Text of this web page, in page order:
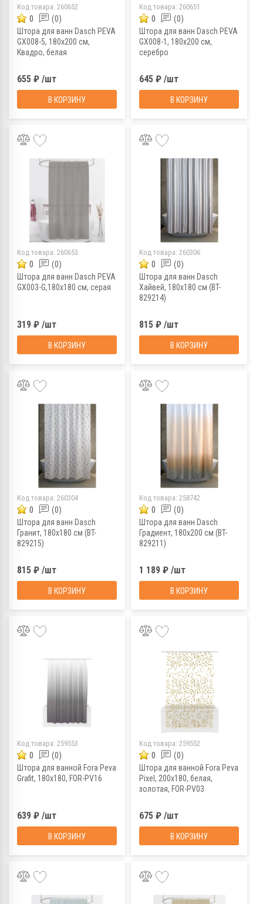
Код товара: 260652
0 (0)
Штора для ванн Dasch PEVA
GX008-5, 180х200 см,
Квадро, белая
655 ₽ /шт
В КОРЗИНУ
Код товара: 260651
0 (0)
Штора для ванн Dasch PEVA
GX008-1, 180х200 см,
серебро
645 ₽ /шт
В КОРЗИНУ
Код товара: 260653
0 (0)
Штора для ванн Dasch PEVA
GX003-G,180х180 см, серая
319 ₽ /шт
В КОРЗИНУ
Код товара: 260306
0 (0)
Штора для ванн Dasch
Хайвей, 180х180 см (BT-
829214)
815 ₽ /шт
В КОРЗИНУ
Код товара: 260304
0 (0)
Штора для ванн Dasch
Гранит, 180х180 см (BT-
829215)
815 ₽ /шт
В КОРЗИНУ
Код товара: 258742
0 (0)
Штора для ванн Dasch
Градиент, 180х200 см (BT-
829211)
1 189 ₽ /шт
В КОРЗИНУ
Код товара: 259553
0 (0)
Штора для ванной Fora Peva
Grafit, 180х180, FOR-PV16
639 ₽ /шт
В КОРЗИНУ
Код товара: 259552
0 (0)
Штора для ванной Fora Peva
Pixel, 200х180, белая,
золотая, FOR-PV03
675 ₽ /шт
В КОРЗИНУ